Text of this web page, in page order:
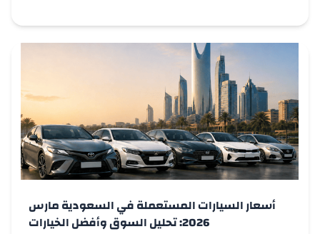
ليفان
لوتس
لوسيد
لوكسجين
لينك اند كو
أسعار السيارات المستعملة في السعودية مارس
2026: تحليل السوق وأفضل الخيارات